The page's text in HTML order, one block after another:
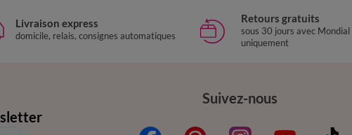
Livraison express
domicile, relais, consignes automatiques
Retours gratuits
sous 30 jours avec Mondial
uniquement
Suivez-nous